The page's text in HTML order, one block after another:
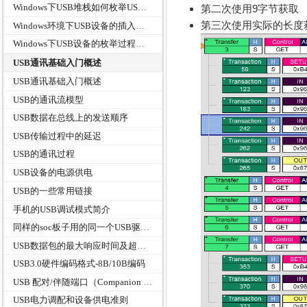
Windows下USB堆栈如何枚举USB设备
Windows下USB设备的枚举过程分析
USB通讯基础入门概述
USB通讯基础入门概述
USB的通讯流模型
USB数据在总线上的发送顺序
USB传输过程中的延迟
USB的通讯过程
USB设备的电源供电
USB的一些常用链接
手机的USB调试模式简介
同样的soc板子用的同一个USB驱动设备名称，厂商和产品ID都一样，使用什么方法来区别？
USB3.0硬件编码格式-8B/10B编码
USB电力调配和设备供电准则
第二次使用9字节获取
第三次使用实际的长度